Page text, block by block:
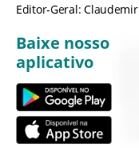
Editor-Geral:
Baixe nosso
aplicativo